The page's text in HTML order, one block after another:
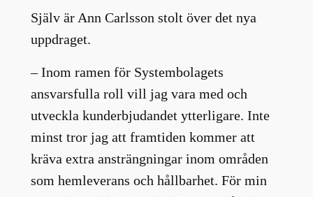
Själv är Ann Carlsson stolt över det nya
uppdraget.
– Inom ramen för Systembolagets
ansvarsfulla roll vill jag vara med och
utveckla kunderbjudandet ytterligare. Inte
minst tror jag att framtiden kommer att
kräva extra ansträngningar inom områden
som hemleverans och hållbarhet. För min